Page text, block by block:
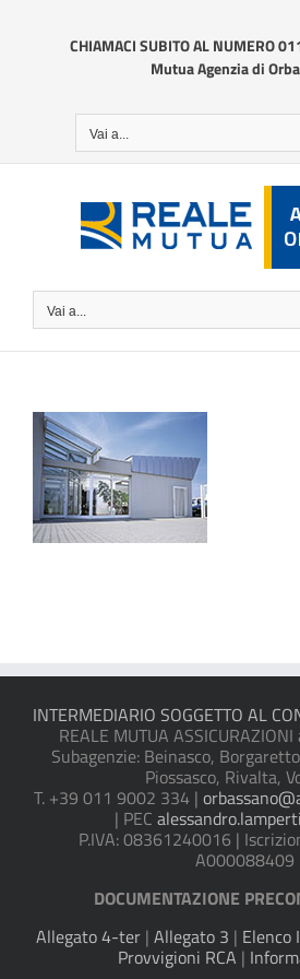
contenutoCHIAMACI SUBITO AL NUMERO
Mutua Agenzia di
Vai a...
Vai a...
INTERMEDIARIO SOGGETTO AL
REALE MUTUA
Subagenzie: Beinasco,
Piossasco, Rivalta,
T. +39 011 9002 334 |
| PEC
P.IVA: 08361240016 |
A000088409
DOCUMENTAZIONE
Allegato 4-ter| Allegato 3 | Elenco
Provvigioni RCA |